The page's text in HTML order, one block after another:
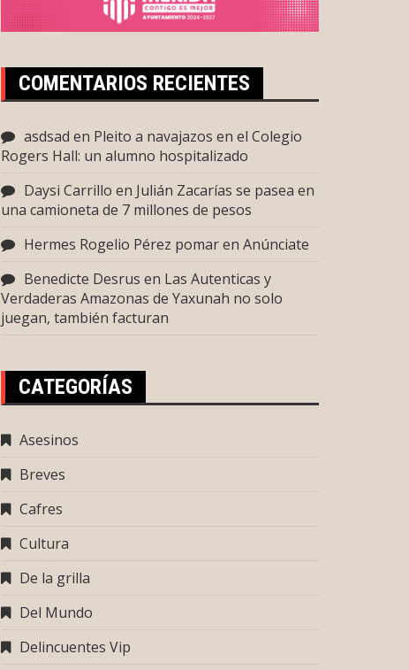
COMENTARIOS RECIENTES
asdsad en Pleito a navajazos en el Colegio
Rogers Hall: un alumno hospitalizado
Daysi Carrillo en Julián Zacarías se pasea en
una camioneta de 7 millones de pesos
Hermes Rogelio Pérez pomaren Anúnciate
Benedicte Desrus en Las Autenticas y
Verdaderas Amazonas de Yaxunah no solo
juegan, también facturan
CATEGORÍAS
Asesinos
Breves
Cafres
Cultura
De la grilla
Del Mundo
Delincuentes Vip